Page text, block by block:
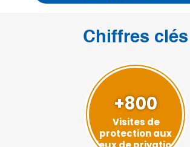
Chiffres clés
+800
Visites de
protection aux